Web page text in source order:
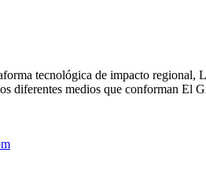
tecnológica de impacto regional,
diferentes medios que conforman El